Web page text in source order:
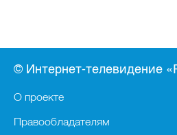
© Интернет-телевидение
О проекте
Правообладателям